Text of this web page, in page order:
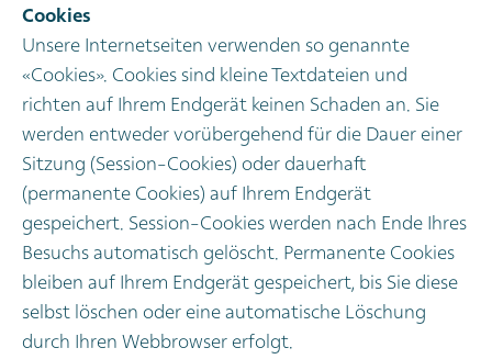
Cookies
Unsere Internetseiten verwenden so genannte
«Cookies». Cookies sind kleine Textdateien und
richten auf Ihrem Endgerät keinen Schaden an. Sie
werden entweder vorübergehend für die Dauer einer
Sitzung (Session-Cookies) oder dauerhaft
(permanente Cookies) auf Ihrem Endgerät
gespeichert. Session-Cookies werden nach Ende Ihres
Besuchs automatisch gelöscht. Permanente Cookies
bleiben auf Ihrem Endgerät gespeichert, bis Sie diese
selbst löschen oder eine automatische Löschung
durch Ihren Webbrowser erfolgt.